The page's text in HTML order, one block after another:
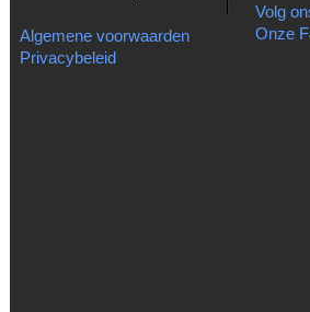
Algemene voorwaarden
Privacybeleid
Volg
Onze